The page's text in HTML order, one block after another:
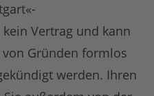
Vertrag und kann
Gründen formlos
werden. Ihren